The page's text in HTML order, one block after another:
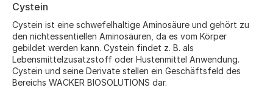
Cystein
Cystein ist eine schwefelhaltige Aminosäure und gehört zu
den nichtessentiellen Aminosäuren, da es vom Körper
gebildet werden kann. Cystein findet z. B. als
Lebensmittelzusatzstoff oder Hustenmittel Anwendung.
Cystein und seine Derivate stellen ein Geschäftsfeld des
Bereichs WACKER BIOSOLUTIONS dar.